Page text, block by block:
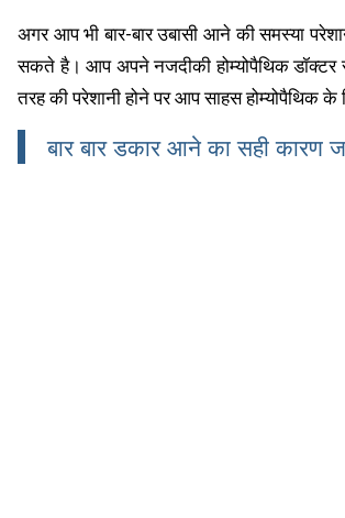
अगर आप भी बार-बार उबासी आने की समस्या
सकते है। आप अपने नजदीकी होम्योपैथिक
तरह की परेशानी होने पर आप साहस होम्योपैथिक
बार बार डकार आने का सही कारण